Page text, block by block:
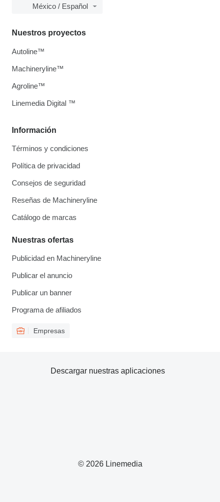
México / Español
Información
Términos y condiciones
Política de privacidad
Consejos de seguridad
Reseñas de Machineryline
Catálogo de marcas
Nuestras ofertas
Publicidad en Machineryline
Publicar el anuncio
Publicar un banner
Programa de afiliados
Empresas
Nuestros proyectos
Autoline™
Machineryline™
Agroline™
Linemedia Digital ™
© 2026 Linemedia
Descargar nuestras aplicaciones